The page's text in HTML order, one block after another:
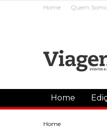
Home Quem
Home
Home